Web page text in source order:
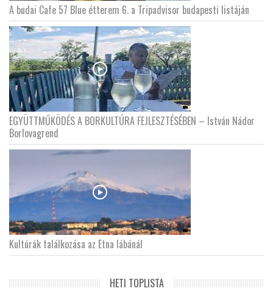
A budai Cafe 57 Blue étterem 6. a Tripadvisor budapesti listáján
EGYÜTTMŰKÖDÉS A BORKULTÚRA FEJLESZTÉSÉBEN – István Nádor
Borlovagrend
Kultúrák találkozása az Etna lábánál
HETI TOPLISTA